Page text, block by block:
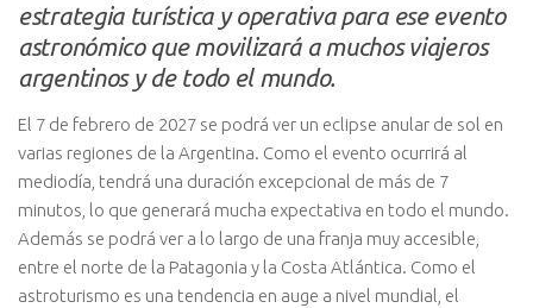
estrategia turística y operativa para ese evento
astronómico que movilizará a muchos viajeros
argentinos y de todo el mundo.
El 7 de febrero de 2027 se podrá ver un eclipse anular de sol en
varias regiones de la Argentina. Como el evento ocurrirá al
mediodía, tendrá una duración excepcional de más de 7
minutos, lo que generará mucha expectativa en todo el mundo.
Además se podrá ver a lo largo de una franja muy accesible,
entre el norte de la Patagonia y la Costa Atlántica. Como el
astroturismo es una tendencia en auge a nivel mundial, el